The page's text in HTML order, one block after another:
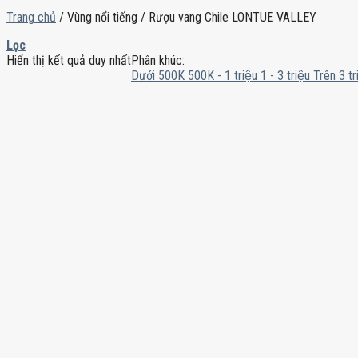
Trang chủ / Vùng nổi tiếng / Rượu vang Chile LONTUE VALLEY
Lọc
Hiển thị kết quả duy nhấtPhân khúc:
Dưới 500K 500K - 1 triệu 1 - 3 triệu Trên 3